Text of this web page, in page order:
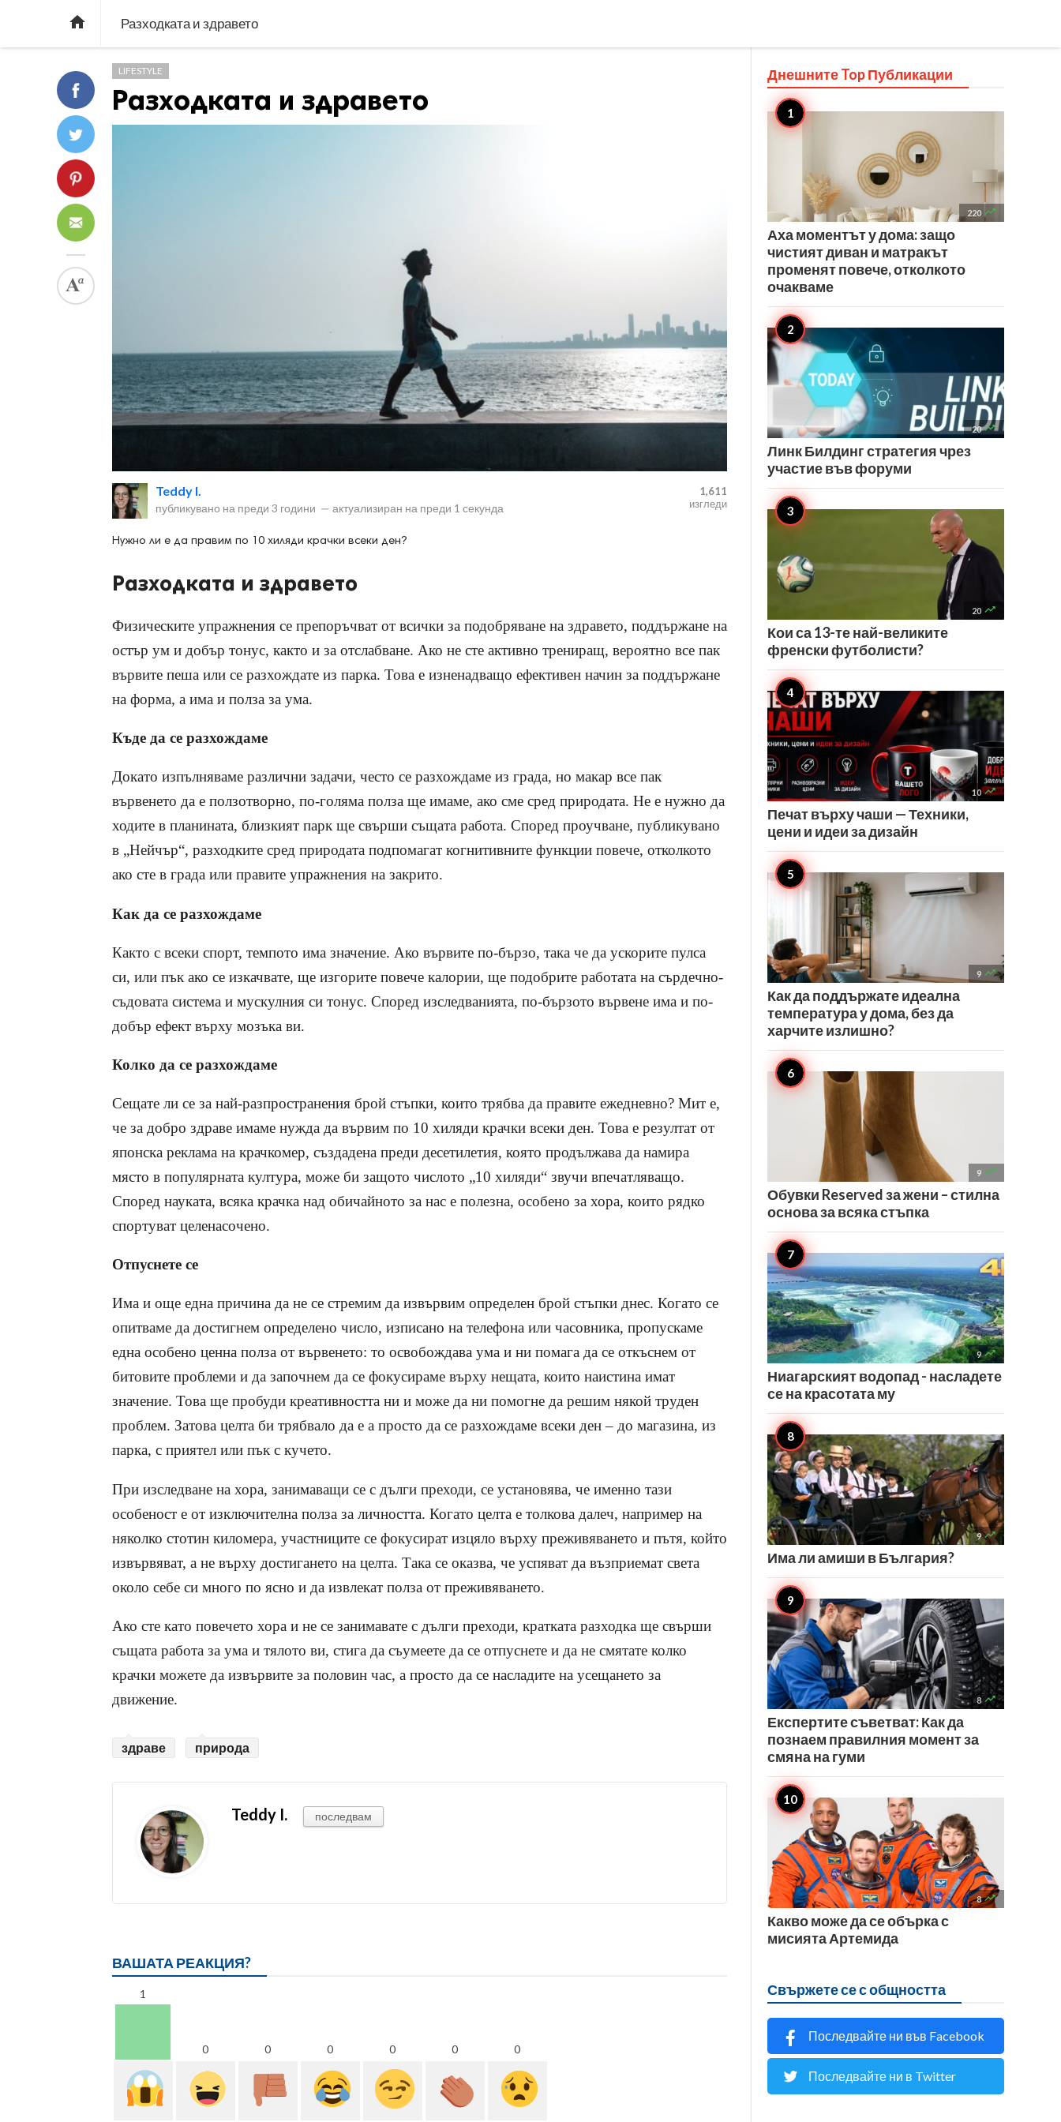
 Разходката и здравето
LIFESTYLE
Разходката и здравето
Teddy I.
публикувано на преди 3 години — актуализиран на преди 1 секунда
1,611
изгледи
Нужно ли е да правим по 10 хиляди крачки всеки ден?
Разходката и здравето
Физическите упражнения се препоръчват от всички за подобряване на здравето, поддържане на
остър ум и добър тонус, както и за отслабване. Ако не сте активно трениращ, вероятно все пак
вървите пеша или се разхождате из парка. Това е изненадващо ефективен начин за поддържане
на форма, а има и полза за ума.
Къде да се разхождаме
Докато изпълняваме различни задачи, често се разхождаме из града, но макар все пак
вървенето да е ползотворно, по-голяма полза ще имаме, ако сме сред природата. Не е нужно да
ходите в планината, близкият парк ще свърши същата работа. Според проучване, публикувано
в „Нейчър“, разходките сред природата подпомагат когнитивните функции повече, отколкото
ако сте в града или правите упражнения на закрито.
Как да се разхождаме
Както с всеки спорт, темпото има значение. Ако вървите по-бързо, така че да ускорите пулса
си, или пък ако се изкачвате, ще изгорите повече калории, ще подобрите работата на сърдечно-
съдовата система и мускулния си тонус. Според изследванията, по-бързото вървене има и по-
добър ефект върху мозъка ви.
Колко да се разхождаме
Сещате ли се за най-разпространения брой стъпки, които трябва да правите ежедневно? Мит е,
че за добро здраве имаме нужда да вървим по 10 хиляди крачки всеки ден. Това е резултат от
японска реклама на крачкомер, създадена преди десетилетия, която продължава да намира
място в популярната култура, може би защото числото „10 хиляди“ звучи впечатляващо.
Според науката, всяка крачка над обичайното за нас е полезна, особено за хора, които рядко
спортуват целенасочено.
Отпуснете се
Има и още една причина да не се стремим да извървим определен брой стъпки днес. Когато се
опитваме да достигнем определено число, изписано на телефона или часовника, пропускаме
една особено ценна полза от вървенето: то освобождава ума и ни помага да се откъснем от
битовите проблеми и да започнем да се фокусираме върху нещата, които наистина имат
значение. Това ще пробуди креативността ни и може да ни помогне да решим някой труден
проблем. Затова целта би трябвало да е а просто да се разхождаме всеки ден – до магазина, из
парка, с приятел или пък с кучето.
При изследване на хора, занимаващи се с дълги преходи, се установява, че именно тази
особеност е от изключителна полза за личността. Когато целта е толкова далеч, например на
няколко стотин киломера, участниците се фокусират изцяло върху преживяването и пътя, който
извървяват, а не върху достигането на целта. Така се оказва, че успяват да възприемат света
около себе си много по ясно и да извлекат полза от преживяването.
Ако сте като повечето хора и не се занимавате с дълги преходи, кратката разходка ще свърши
същата работа за ума и тялото ви, стига да съумеете да се отпуснете и да не смятате колко
крачки можете да извървите за половин час, а просто да се насладите на усещането за
движение.
здраве природа
Teddy I. последвам
ВАШАТА РЕАКЦИЯ?
1
0 0 0 0 0 0
Днешните TopПубликации
220 
Аха моментът у дома: защо
чистият диван и матракът
променят повече, отколкото
очакваме
20 
Линк Билдинг стратегия чрез
участие във форуми
20 
Кои са 13-те най-великите
френски футболисти?
10 
Печат върху чаши — Техники,
цени и идеи за дизайн
9 
Как да поддържате идеална
температура у дома, без да
харчите излишно?
9 
Обувки Reserved за жени – стилна
основа за всяка стъпка
9 
Ниагарският водопад - насладете
се на красотата му
9 
Има ли амиши в България?
8 
Експертите съветват: Как да
познаем правилния момент за
смяна на гуми
8 
Какво може да се обърка с
мисията Артемида
Свържете се с общността
Последвайте ни във Facebook
Последвайте ни в Twitter